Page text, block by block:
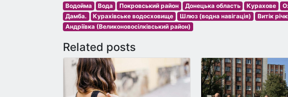
Водойма Вода Покровський район Донецька область Курахове
Дамба.
Курахівське водосховище Шлюз (водна навігація) Витік
Андріївка (Великоновосілківський район)
Related posts